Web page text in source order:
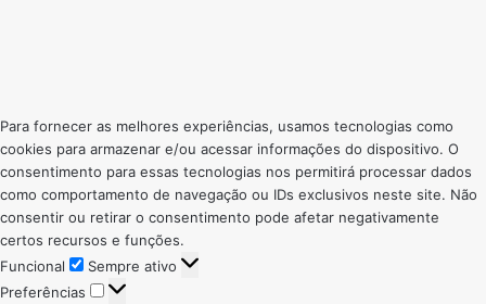
Para fornecer as melhores experiências, usamos tecnologias como
cookies para armazenar e/ou acessar informações do dispositivo. O
consentimento para essas tecnologias nos permitirá processar dados
como comportamento de navegação ou IDs exclusivos neste site. Não
consentir ou retirar o consentimento pode afetar negativamente
certos recursos e funções.
Funcional
Funcional
Sempre ativo
Preferências
Preferências